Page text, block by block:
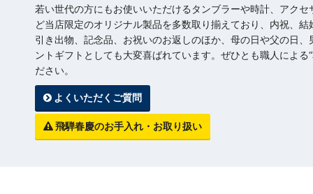
若い世代の方にもお使いいただけるタンブラーや時計、アクセ
ど当店限定のオリジナル製品を多数取り揃えており、内祝、結
引き出物、記念品、お祝いのお返しのほか、母の日や父の日
ントギフトとしても大変喜ばれています。ぜひとも職人による
ださい。
よくいただくご質問
飛騨春慶のお手入れ・お取り扱い